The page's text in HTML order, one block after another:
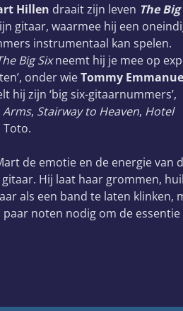
Hillen draait zijn leven The
gitaar, waarmee hij een
instrumentaal kan spelen.
Big Sixneemt hij je mee op
onder wieTommy
hij zijn ‘big six-gitaarnummers’,
, Stairway to Heaven, Hotel
Toto.
de emotie en de energie van
Hij laat haar grommen,
als een band te laten klinken,
noten nodig om de essentie